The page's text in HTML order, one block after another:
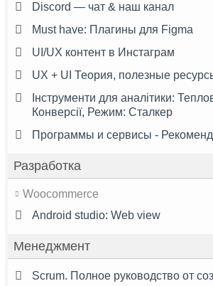
Discord — чат & наш канал
Must have: Плагины для Figma
UI/UX контент в Инстаграм
UX + UI Теория, полезные
Інструменти для аналітики:
Конверсії, Режим: Сталкер
Программы и сервисы -
Разработка
Woocommerce
Android studio: Web view
Менеджмент
Scrum. Полное руководство от